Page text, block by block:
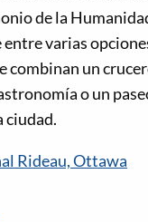
de la
entre varias
combinan un
o un
ciudad.
Rideau, Ottawa